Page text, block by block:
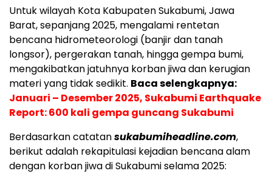
Untuk wilayah Kota Kabupaten Sukabumi, Jawa
Barat, sepanjang 2025, mengalami rentetan
bencana hidrometeorologi (banjir dan tanah
longsor), pergerakan tanah, hingga gempa bumi,
mengakibatkan jatuhnya korban jiwa dan kerugian
materi yang tidak sedikit. Baca selengkapnya:
Januari – Desember 2025, Sukabumi Earthquake
Report: 600 kali gempa guncang Sukabumi
Berdasarkan catatansukabumiheadline.com,
berikut adalah rekapitulasi kejadian bencana alam
dengan korban jiwa di Sukabumi selama 2025: